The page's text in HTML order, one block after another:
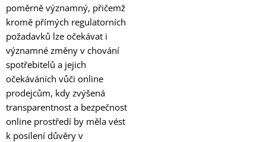
poměrně významný, přičemž
kromě přímých regulatorních
požadavků lze očekávat i
významné změny v chování
spotřebitelů a jejich
očekáváních vůči online
prodejcům, kdy zvýšená
transparentnost a bezpečnost
online prostředí by měla vést
k posílení důvěry v